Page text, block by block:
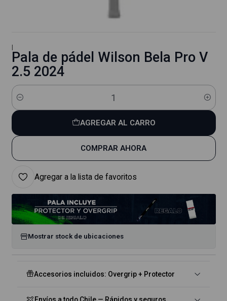
|
Pala de pádel Wilson Bela Pro V
2.5 2024
Cantidad
AGREGAR AL CARRO
COMPRAR AHORA
Agregar a la lista de favoritos
Mostrar stock de ubicaciones
Accesorios incluidos: Overgrip + Protector